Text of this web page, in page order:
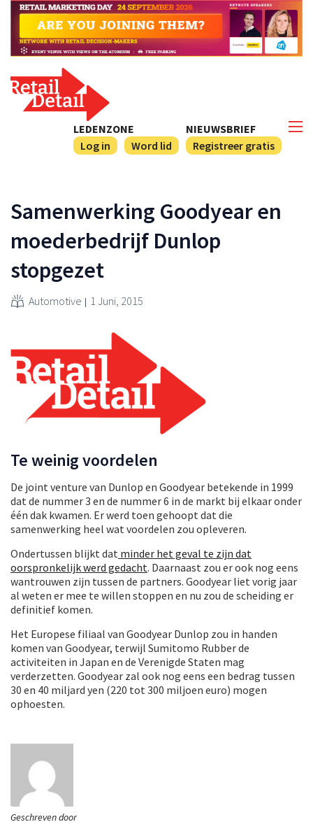
NIEUWSBRIEF
Registreer gratis
LEDENZONE
Log in
Word lid
Geschreven door
Samenwerking Goodyear en
moederbedrijf Dunlop
stopgezet
Automotive 1 Juni, 2015
Te weinig voordelen
De joint venture van Dunlop en Goodyear betekende in 1999
dat de nummer 3 en de nummer 6 in de markt bij elkaar onder
één dak kwamen. Er werd toen gehoopt dat die
samenwerking heel wat voordelen zou opleveren.
Ondertussen blijkt dat minder het geval te zijn dat
oorspronkelijk werd gedacht. Daarnaast zou er ook nog eens
wantrouwen zijn tussen de partners. Goodyear liet vorig jaar
al weten er mee te willen stoppen en nu zou de scheiding er
definitief komen.
Het Europese filiaal van Goodyear Dunlop zou in handen
komen van Goodyear, terwijl Sumitomo Rubber de
activiteiten in Japan en de Verenigde Staten mag
verderzetten. Goodyear zal ook nog eens een bedrag tussen
30 en 40 miljard yen (220 tot 300 miljoen euro) mogen
ophoesten.